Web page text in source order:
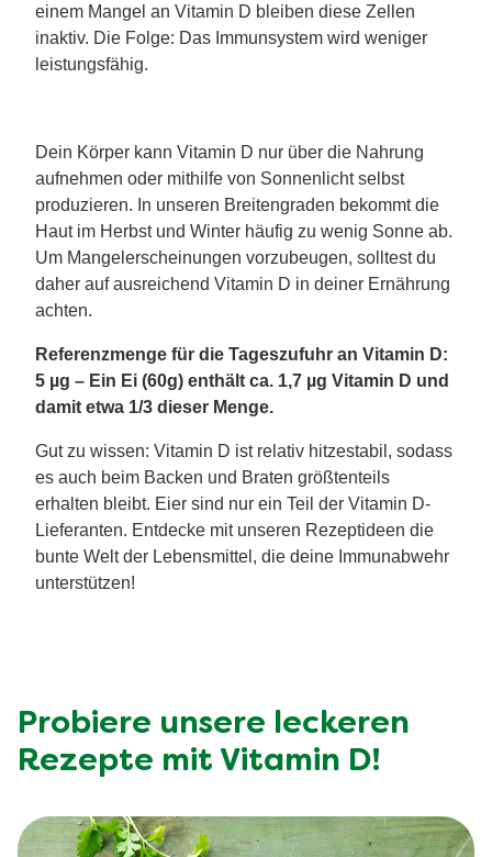
einem Mangel an Vitamin D bleiben diese Zellen
inaktiv. Die Folge: Das Immunsystem wird weniger
leistungsfähig.
Dein Körper kann Vitamin D nur über die Nahrung
aufnehmen oder mithilfe von Sonnenlicht selbst
produzieren. In unseren Breitengraden bekommt die
Haut im Herbst und Winter häufig zu wenig Sonne ab.
Um Mangelerscheinungen vorzubeugen, solltest du
daher auf ausreichend Vitamin D in deiner Ernährung
achten.
Referenzmenge für die Tageszufuhr an Vitamin D:
5 µg – Ein Ei (60g) enthält ca. 1,7 µg Vitamin D und
damit etwa 1/3 dieser Menge.
Gut zu wissen: Vitamin D ist relativ hitzestabil, sodass
es auch beim Backen und Braten größtenteils
erhalten bleibt. Eier sind nur ein Teil der Vitamin D-
Lieferanten. Entdecke mit unseren Rezeptideen die
bunte Welt der Lebensmittel, die deine Immunabwehr
unterstützen!
Probiere unsere leckeren
Rezepte mit Vitamin D!